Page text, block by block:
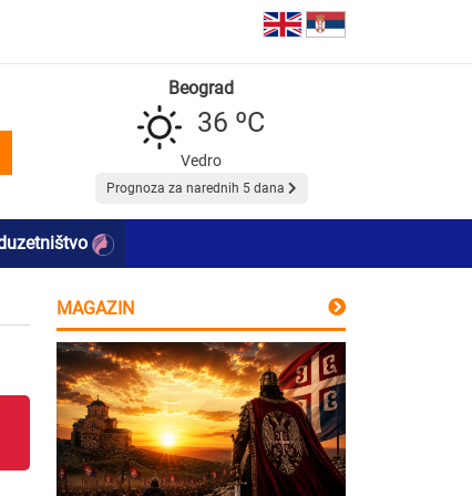
Beograd
36 ºC
Vedro
Prognoza za narednih 5 dana
MAGAZIN